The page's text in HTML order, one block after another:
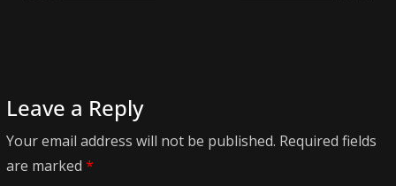
Leave a Reply
Your email address will not be published. Required fields
are marked *